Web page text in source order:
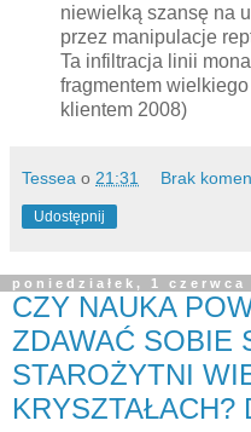
niewielką szansę na
przez manipulacje
Ta infiltracja linii
fragmentem
klientem 2008)
Tessea o 21:31 Brak
Udostępnij
poniedziałek, 1 czerwca
CZY NAUKA
ZDAWAĆ SOBIE
STAROŻYTNI
KRYSZTAŁACH?